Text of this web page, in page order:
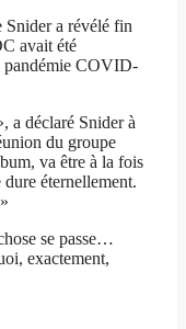
Snider a révélé fin
avait été
pandémie COVID-
a déclaré Snider à
du groupe
va être à la fois
éternellement.
se passe…
exactement,